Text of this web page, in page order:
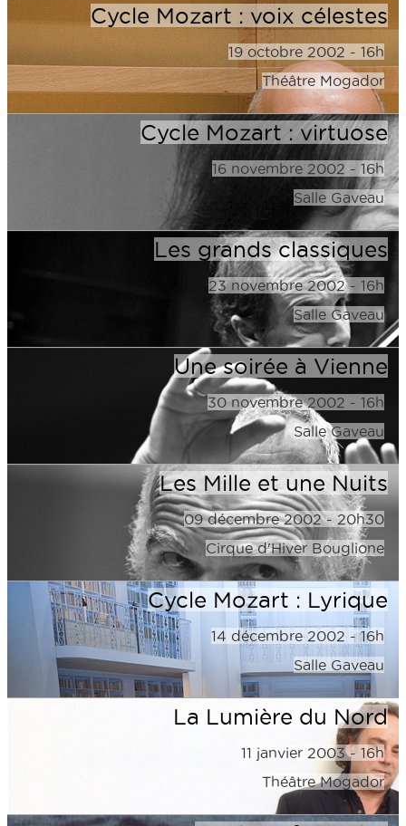
Cycle Mozart : voix célestes
19 octobre 2002 - 16h
Théâtre Mogador
Cycle Mozart : virtuose
16 novembre 2002 - 16h
Salle Gaveau
Les grands classiques
23 novembre 2002 - 16h
Salle Gaveau
Une soirée à Vienne
30 novembre 2002 - 16h
Salle Gaveau
Les Mille et une Nuits
09 décembre 2002 - 20h30
Cirque d'Hiver Bouglione
Cycle Mozart : Lyrique
14 décembre 2002 - 16h
Salle Gaveau
La Lumière du Nord
11 janvier 2003 - 16h
Théâtre Mogador